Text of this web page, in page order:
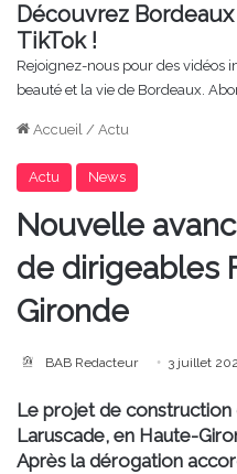
Découvrez
TikTok !
Rejoignez-nous pour des vidéos
beauté et la vie de Bordeaux.
Accueil / Actu
Actu News
Nouvelle
de dirigeables
Gironde
BAB Redacteur 3 juillet
Le projet de construction
Laruscade, en Haute-
Après la dérogation